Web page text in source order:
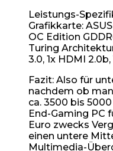
Leistungs-
Grafikkarte:
OC Edition
Turing
3.0, 1x HDMI
Fazit: Also für
nachdem ob
ca. 3500 bis
End-Gaming PC
Euro zwecks
einen untere
Multimedia-